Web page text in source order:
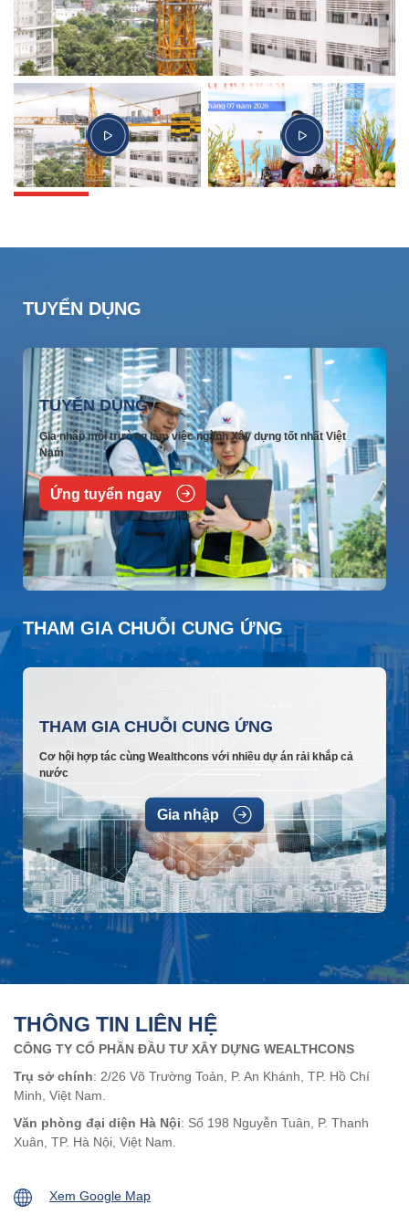
TUYỂN DỤNG
TUYỂN DỤNG
Gia nhập môi trường làm việc ngành Xây dựng tốt nhất Việt
Nam
Ứng tuyển ngay
THAM GIA CHUỖI CUNG ỨNG
THAM GIA CHUỖI CUNG ỨNG
Cơ hội hợp tác cùng Wealthcons với nhiều dự án rải khắp cả
nước
Gia nhập
THÔNG TIN LIÊN HỆ
CÔNG TY CỔ PHẦN ĐẦU TƯ XÂY DỰNG WEALTHCONS
Trụ sở chính: 2/26 Võ Trường Toản, P. An Khánh, TP. Hồ Chí
Minh, Việt Nam.
Văn phòng đại diện Hà Nội: Số 198 Nguyễn Tuân, P. Thanh
Xuân, TP. Hà Nội, Việt Nam.
Xem Google Map